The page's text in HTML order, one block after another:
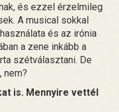
és ezzel érzelmileg
A musical sokkal
és az irónia
a zene inkább a
szétválasztani. De
nem?
is. Mennyire vettél